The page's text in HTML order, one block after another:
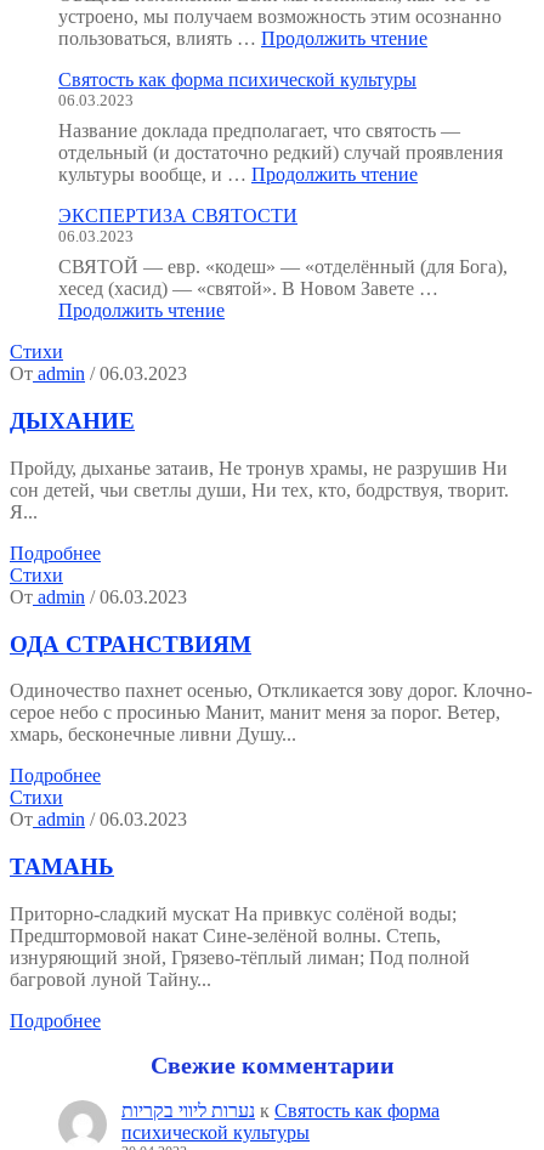
устроено, мы получаем возможность этим осознанно
пользоваться, влиять … Продолжить чтение
как
мы
Святость как форма психической культуры
06.03.2023
Название доклада предполагает, что святость —
отдельный (и достаточно редкий) случай проявления
культуры вообще, и … Продолжить чтение"Святость
культуры"
ЭКСПЕРТИЗА СВЯТОСТИ
06.03.2023
СВЯТОЙ — евр. «кодеш» — «отделённый (для Бога),
хесед (хасид) — «святой». В Новом Завете …
Продолжить чтение"ЭКСПЕРТИЗА
Стихи
От admin / 06.03.2023
ДЫХАНИЕ
Пройду, дыханье затаив, Не тронув храмы, не разрушив Ни
сон детей, чьи светлы души, Ни тех, кто, бодрствуя, творит.
Я...
Подробнее
Стихи
От admin / 06.03.2023
ОДА СТРАНСТВИЯМ
Одиночество пахнет осенью, Откликается зову дорог. Клочно-
серое небо с просинью Манит, манит меня за порог. Ветер,
хмарь, бесконечные ливни Душу...
Подробнее
Стихи
От admin / 06.03.2023
ТАМАНЬ
Приторно-сладкий мускат На привкус солёной воды;
Предштормовой накат Сине-зелёной волны. Степь,
изнуряющий зной, Грязево-тёплый лиман; Под полной
багровой луной Тайну...
Подробнее
Свежие комментарии
נערות ליווי בקריות к Святость как форма
психической культуры